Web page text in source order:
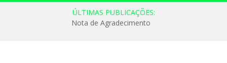
ÚLTIMAS PUBLICAÇÕES:
Nota de Agradecimento